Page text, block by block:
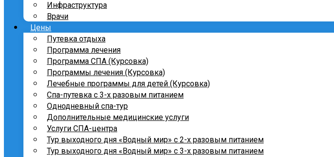
Инфраструктура
Врачи
Цены
Путевка отдыха
Программа лечения
Программа СПА (Курсовка)
Программы лечения (Курсовка)
Лечебные программы для детей (Курсовка)
Спа-путевка с 3-х разовым питанием
Однодневный спа-тур
Дополнительные медицинские услуги
Услуги СПА-центра
Тур выходного дня «Водный мир» с 2-х разовым питанием
Тур выходного дня «Водный мир» с 3-х разовым питанием